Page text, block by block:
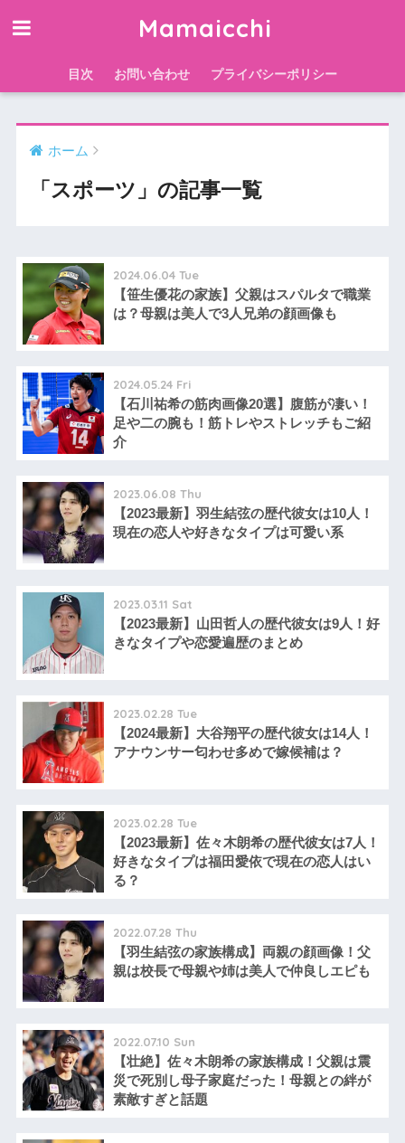
Mamaicchi
目次 お問い合わせ プライバシーポリシー
ホーム
「スポーツ」の記事一覧
2024.06.04 Tue
【笹生優花の家族】父親はスパルタで職業
は？母親は美人で3人兄弟の顔画像も
2024.05.24 Fri
【石川祐希の筋肉画像20選】腹筋が凄い！
足や二の腕も！筋トレやストレッチもご紹
介
2023.06.08 Thu
【2023最新】羽生結弦の歴代彼女は10人！
現在の恋人や好きなタイプは可愛い系
2023.03.11 Sat
【2023最新】山田哲人の歴代彼女は9人！好
きなタイプや恋愛遍歴のまとめ
2023.02.28 Tue
【2024最新】大谷翔平の歴代彼女は14人！
アナウンサー匂わせ多めで嫁候補は？
2023.02.28 Tue
【2023最新】佐々木朗希の歴代彼女は7人！
好きなタイプは福田愛依で現在の恋人はい
る？
2022.07.28 Thu
【羽生結弦の家族構成】両親の顔画像！父
親は校長で母親や姉は美人で仲良しエピも
2022.07.10 Sun
【壮絶】佐々木朗希の家族構成！父親は震
災で死別し母子家庭だった！母親との絆が
素敵すぎと話題